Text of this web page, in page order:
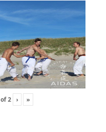
of2 › »